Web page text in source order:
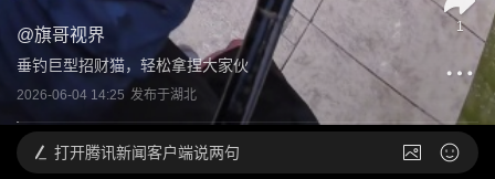
@旗哥视界
垂钓巨型招财猫，轻松拿捏大家伙
2026-06-04 14:25 发布于湖北
1
打开腾讯新闻客户端说两句